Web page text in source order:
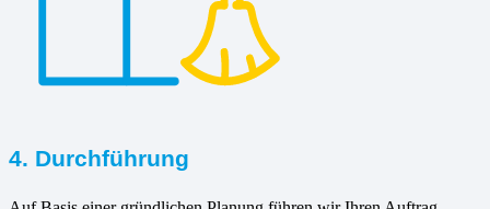
4. Durchführung